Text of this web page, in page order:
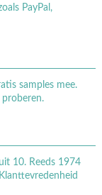
PayPal,
samples mee.
proberen.
10. Reeds 1974